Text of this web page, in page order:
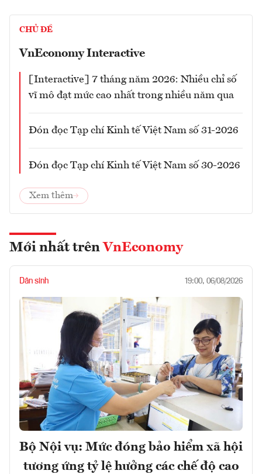
CHỦ ĐỀ
VnEconomy Interactive
[Interactive] 7 tháng năm 2026: Nhiều chỉ số
vĩ mô đạt mức cao nhất trong nhiều năm qua
Đón đọc Tạp chí Kinh tế Việt Nam số 31-2026
Đón đọc Tạp chí Kinh tế Việt Nam số 30-2026
Xem thêm
Mới nhất trên VnEconomy
Dân sinh 19:00, 06/08/2026
Bộ Nội vụ: Mức đóng bảo hiểm xã hội
tương ứng tỷ lệ hưởng các chế độ cao